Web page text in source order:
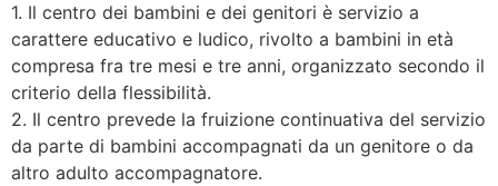
1. Il centro dei bambini e dei genitori è servizio a
carattere educativo e ludico, rivolto a bambini in età
compresa fra tre mesi e tre anni, organizzato secondo il
criterio della flessibilità.
2. Il centro prevede la fruizione continuativa del servizio
da parte di bambini accompagnati da un genitore o da
altro adulto accompagnatore.